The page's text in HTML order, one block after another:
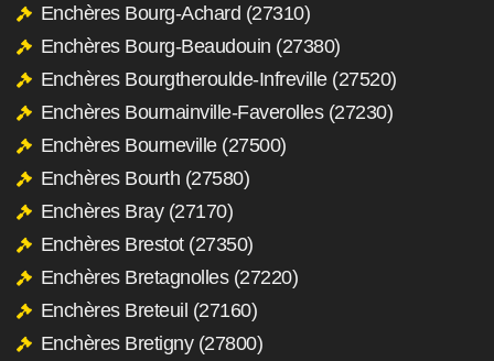
Enchères Bourg-Achard (27310)
Enchères Bourg-Beaudouin (27380)
Enchères Bourgtheroulde-Infreville (27520)
Enchères Bournainville-Faverolles (27230)
Enchères Bourneville (27500)
Enchères Bourth (27580)
Enchères Bray (27170)
Enchères Brestot (27350)
Enchères Bretagnolles (27220)
Enchères Breteuil (27160)
Enchères Bretigny (27800)